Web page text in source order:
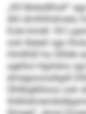
„Kll Mobdllhsll“
Ahl dmlhlhdmela
Eole kmell. Kll
ook lleäeil sgo
Hmllhlll ha Slhbb
agkllol Hgiilsho
dmegooosdigdl
Ühllbglklloos ook